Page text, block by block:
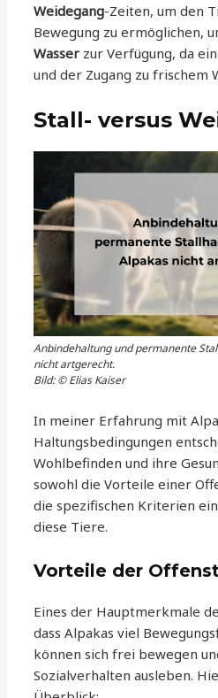
Weidegang-Zeiten, um den
Bewegung zu ermöglichen,
Wasser zur Verfügung, da
und der Zugang zu frischem
Stall- versus
Anbindehaltung und permanente
nicht artgerecht.
Bild: © Elias Kaiser
In meiner Erfahrung mit
Haltungsbedingungen
Wohlbefinden und ihre
sowohl die Vorteile einer
die spezifischen Kriterien
diese Tiere.
Vorteile der
Eines der Hauptmerkmale
dass Alpakas viel
können sich frei bewegen
Sozialverhalten ausleben.